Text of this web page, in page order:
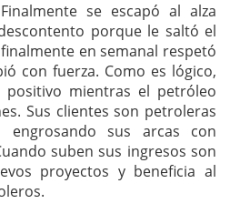
se escapó al alza
porque le saltó el
en semanal respetó
con fuerza. Como es lógico,
mientras el petróleo
Sus clientes son petroleras
engrosando sus arcas con
suben sus ingresos son
proyectos y beneficia al